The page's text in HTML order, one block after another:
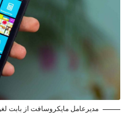
مدیرعامل مایکروسافت از بابت لغو